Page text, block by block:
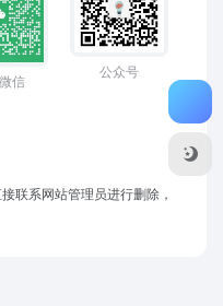
信
公众号
联系网站管理员进行删除，